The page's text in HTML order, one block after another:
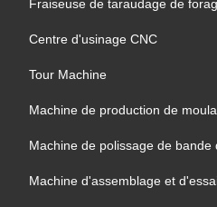
Fraiseuse de taraudage de
Centre d'usinage CNC
Tour Machine
Machine de production de
Machine de polissage de bande
Machine d'assemblage et